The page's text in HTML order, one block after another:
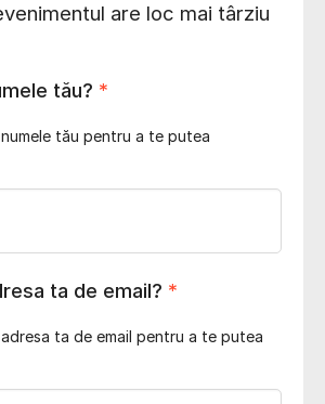
are loc mai târziu
tău? *
tău pentru a te putea
ta de email? *
ta de email pentru a te putea